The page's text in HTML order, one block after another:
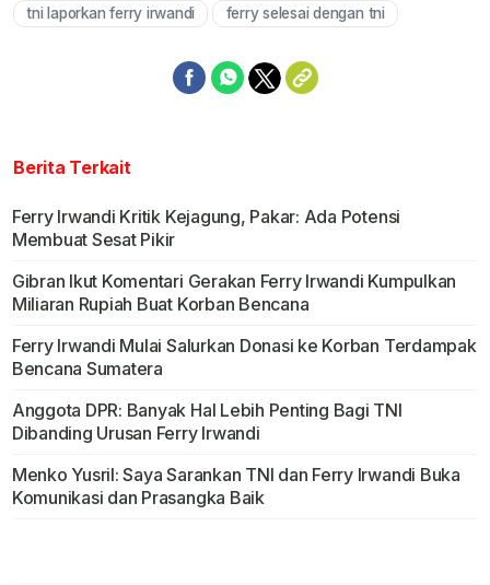
tni laporkan ferry irwandi ferry selesai dengan tni
Berita Terkait
Ferry Irwandi Kritik Kejagung, Pakar: Ada Potensi
Membuat Sesat Pikir
Gibran Ikut Komentari Gerakan Ferry Irwandi Kumpulkan
Miliaran Rupiah Buat Korban Bencana
Ferry Irwandi Mulai Salurkan Donasi ke Korban Terdampak
Bencana Sumatera
Anggota DPR: Banyak Hal Lebih Penting Bagi TNI
Dibanding Urusan Ferry Irwandi
Menko Yusril: Saya Sarankan TNI dan Ferry Irwandi Buka
Komunikasi dan Prasangka Baik